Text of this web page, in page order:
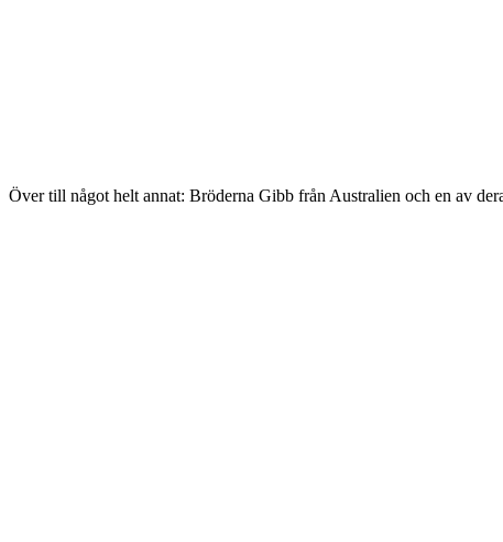
Över till något helt annat: Bröderna Gibb från Australien och en av